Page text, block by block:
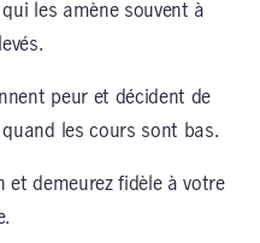
les amène souvent à
peur et décident de
les cours sont bas.
et demeurez fidèle à votre